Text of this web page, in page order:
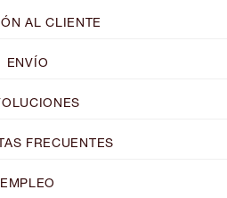
AL CLIENTE
ENVÍO
FRECUENTES
EMPLEO